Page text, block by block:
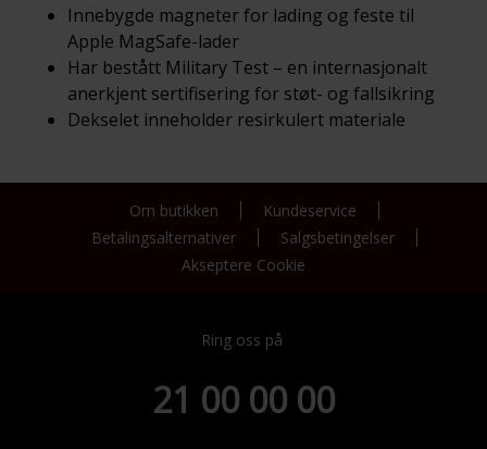
Innebygde magneter for lading og feste til
Apple MagSafe-lader
Har bestått Military Test – en internasjonalt
anerkjent sertifisering for støt- og fallsikring
Dekselet inneholder resirkulert materiale
Om butikken
Kundeservice
Betalingsalternativer
Salgsbetingelser
Akseptere Cookie
Ring oss på
21 00 00 00